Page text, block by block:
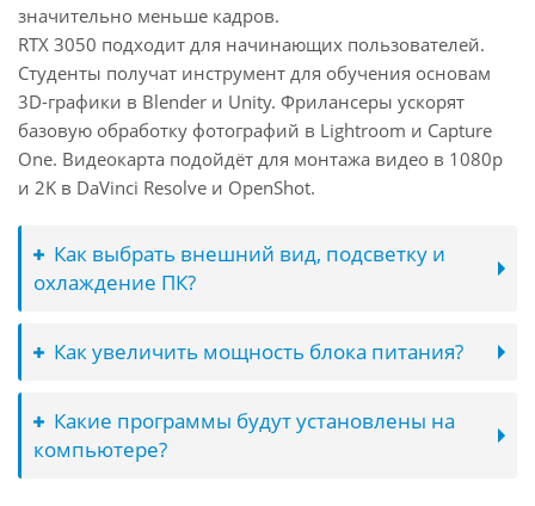
значительно меньше кадров.
RTX 3050 подходит для начинающих пользователей.
Студенты получат инструмент для обучения основам
3D-графики в Blender и Unity. Фрилансеры ускорят
базовую обработку фотографий в Lightroom и Capture
One. Видеокарта подойдёт для монтажа видео в 1080p
и 2K в DaVinci Resolve и OpenShot.
Как выбрать внешний вид, подсветку и
охлаждение ПК?
Как увеличить мощность блока питания?
Какие программы будут установлены на
компьютере?